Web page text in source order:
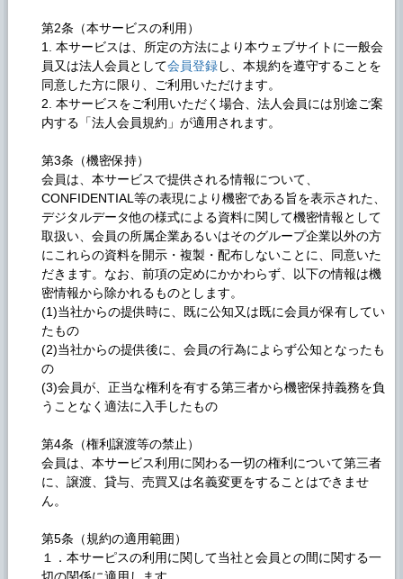
第2条（本サービスの利用）
1. 本サービスは、所定の方法により本ウェブサイトに一般会
員又は法人会員として会員登録し、本規約を遵守することを
同意した方に限り、ご利用いただけます。
2. 本サービスをご利用いただく場合、法人会員には別途ご案
内する「法人会員規約 」が適用されます。
第3条（機密保持）
会員は、本サービスで提供される情報について、
CONFIDENTIAL等の表現により機密である旨を表示された、
デジタルデータ他の様式による資料に関して機密情報として
取扱い、会員の所属企業あるいはそのグループ企業以外の方
にこれらの資料を開示・複製・配布しないことに、同意いた
だきます。なお、前項の定めにかかわらず、以下の情報は機
密情報から除かれるものとします。
(1)当社からの提供時に、既に公知又は既に会員が保有してい
たもの
(2)当社からの提供後に、会員の行為によらず公知となったも
の
(3)会員が、正当な権利を有する第三者から機密保持義務を負
うことなく適法に入手したもの
第4条（権利譲渡等の禁止）
会員は、本サービス利用に関わる一切の権利について第三者
に、譲渡、貸与、売買又は名義変更をすることはできませ
ん。
第5条（規約の適用範囲）
１．本サーピスの利用に関して当社と会員との間に関する一